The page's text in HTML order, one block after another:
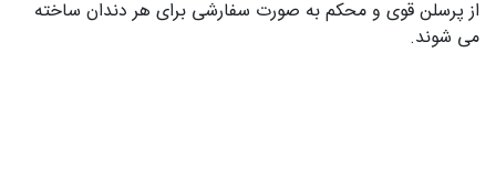
از پرسلن قوی و محکم به‌ صورت سفارشی برای هر دندان ساخته
می‌ شوند.